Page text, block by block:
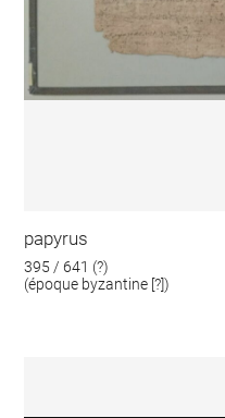
papyrus
395 / 641 (?)
(époque byzantine [?])